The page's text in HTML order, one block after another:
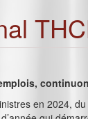
en 2024,